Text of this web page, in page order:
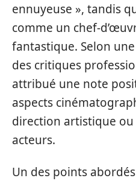
ennuyeuse », tandis
comme un chef-
fantastique. Selon
des critiques
attribué une note
aspects
direction artistique
acteurs.
Un des points